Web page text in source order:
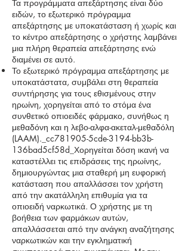
Τα προγράμματα απεξάρτησης είναι δύο
ειδών, το εξωτερικό πρόγραμμα
απεξάρτησης με υποκατάσταση ή χωρίς και
το κέντρο απεξάρτησης ο χρήστης λαμβάνει
μια πλήρη θεραπεία απεξάρτησης ενώ
διαμένει σε αυτό.
Το εξωτερικό πρόγραμμα απεξάρτησης με
υποκατάστατα, συμβάλει στη θεραπεία
συντήρησης για τους εθισμένους στην
ηρωίνη, χορηγείται από το στόμα ένα
συνθετικό οπιοειδές φάρμακο, συνήθως η
μεθαδόνη και η λεβο-αλφα-ακεταλ-μεθαδόλη
(LAAM)._cc781905-5cde-3194-bb3b-
136bad5cf58d_Χορηγείται δόση ικανή να
καταστέλλει τις επιδράσεις της ηρωίνης,
δημιουργώντας μια σταθερή μη ευφορική
κατάσταση που απαλλάσσει τον χρήστη
από την ακατάλληλη επιθυμία για τα
οπιοειδή ναρκωτικά. Ο χρήστης με τη
βοήθεια των φαρμάκων αυτών,
απαλλάσσεται από την ανάγκη αναζήτησης
ναρκωτικών και την εγκληματική